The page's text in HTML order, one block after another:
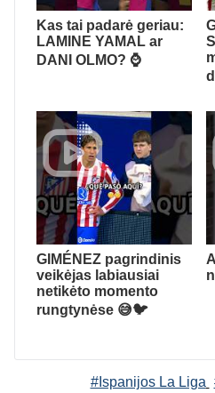
Kas tai padarė geriau:
LAMINE YAMAL ar
DANI OLMO? ⌚️
GIMÉNEZ pagrindinis
veikėjas labiausiai
netikėto momento
rungtynėse 😅🐦
#Ispanijos La Liga